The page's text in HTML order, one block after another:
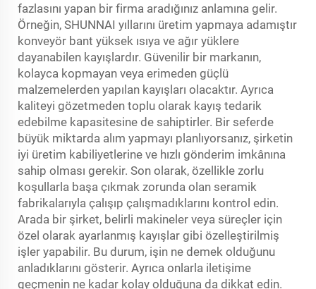
fazlasını yapan bir firma aradığınız anlamına gelir.
Örneğin, SHUNNAI yıllarını üretim yapmaya adamıştır
konveyör bant yüksek ısıya ve ağır yüklere
dayanabilen kayışlardır. Güvenilir bir markanın,
kolayca kopmayan veya erimeden güçlü
malzemelerden yapılan kayışları olacaktır. Ayrıca
kaliteyi gözetmeden toplu olarak kayış tedarik
edebilme kapasitesine de sahiptirler. Bir seferde
büyük miktarda alım yapmayı planlıyorsanız, şirketin
iyi üretim kabiliyetlerine ve hızlı gönderim imkânına
sahip olması gerekir. Son olarak, özellikle zorlu
koşullarla başa çıkmak zorunda olan seramik
fabrikalarıyla çalışıp çalışmadıklarını kontrol edin.
Arada bir şirket, belirli makineler veya süreçler için
özel olarak ayarlanmış kayışlar gibi özelleştirilmiş
işler yapabilir. Bu durum, işin ne demek olduğunu
anladıklarını gösterir. Ayrıca onlarla iletişime
geçmenin ne kadar kolay olduğuna da dikkat edin.